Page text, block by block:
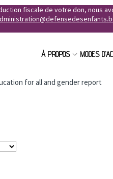
fiscale de votre don, nous
À PROPOS MODES
for all and gender report